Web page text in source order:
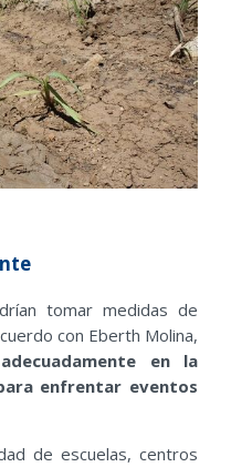
tomar medidas de
con Eberth Molina,
en la
enfrentar eventos
de escuelas, centros